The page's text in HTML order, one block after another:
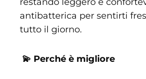
antibatterica per sentirti
tutto il giorno.
💫 Perché è migliore